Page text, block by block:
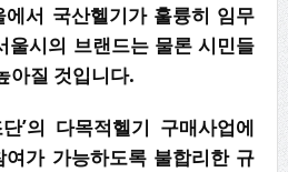
서 국산헬기가 훌륭히 임무
울시의 브랜드는 물론 시민들
아질 것입니다.
’의 다목적헬기 구매사업에
가 가능하도록 불합리한 규